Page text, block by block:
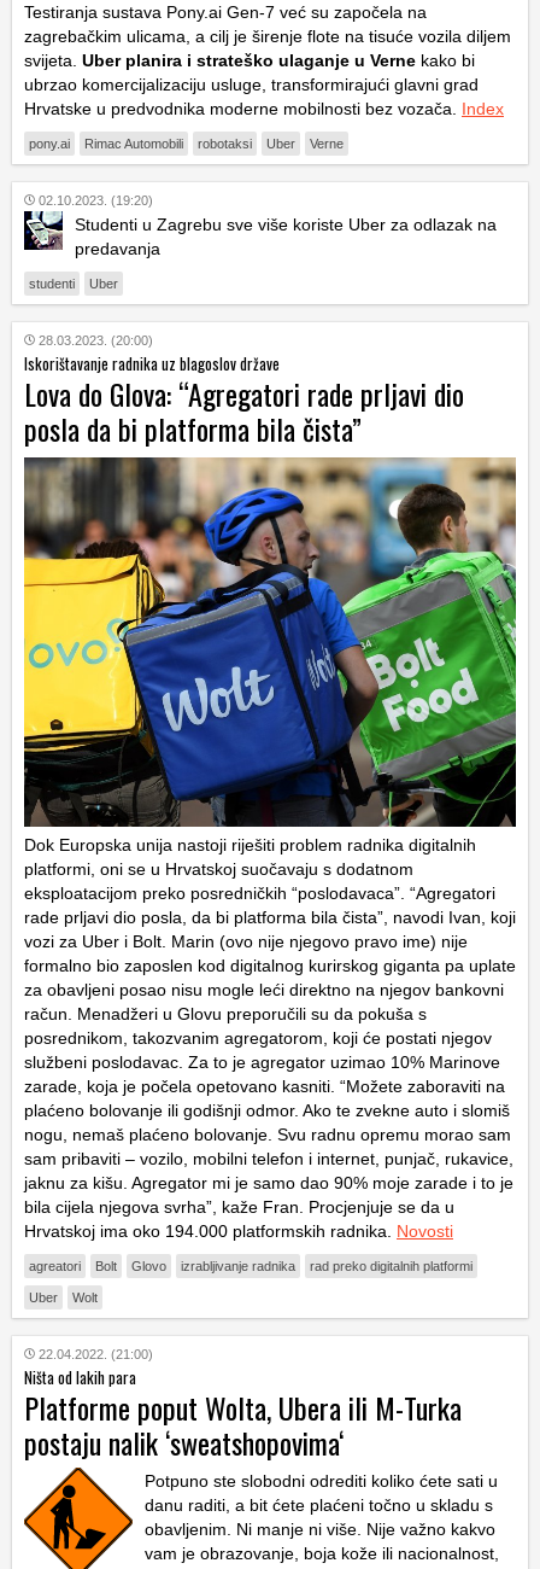
Testiranja sustava Pony.ai Gen-7 već su započela na
zagrebačkim ulicama, a cilj je širenje flote na tisuće vozila diljem
svijeta. Uber planira i strateško ulaganje u Verne kako bi
ubrzao komercijalizaciju usluge, transformirajući glavni grad
Hrvatske u predvodnika moderne mobilnosti bez vozača. Index
pony.ai Rimac Automobili robotaksi Uber Verne
02.10.2023. (19:20)
Studenti u Zagrebu sve više koriste Uber za odlazak na
predavanja
studenti Uber
28.03.2023. (20:00)
Iskorištavanje radnika uz blagoslov države
Lova do Glova: “Agregatori rade prljavi dio
posla da bi platforma bila čista”
Dok Europska unija nastoji riješiti problem radnika digitalnih
platformi, oni se u Hrvatskoj suočavaju s dodatnom
eksploatacijom preko posredničkih “poslodavaca”. “Agregatori
rade prljavi dio posla, da bi platforma bila čista”, navodi Ivan, koji
vozi za Uber i Bolt. Marin (ovo nije njegovo pravo ime) nije
formalno bio zaposlen kod digitalnog kurirskog giganta pa uplate
za obavljeni posao nisu mogle leći direktno na njegov bankovni
račun. Menadžeri u Glovu preporučili su da pokuša s
posrednikom, takozvanim agregatorom, koji će postati njegov
službeni poslodavac. Za to je agregator uzimao 10% Marinove
zarade, koja je počela opetovano kasniti. “Možete zaboraviti na
plaćeno bolovanje ili godišnji odmor. Ako te zvekne auto i slomiš
nogu, nemaš plaćeno bolovanje. Svu radnu opremu morao sam
sam pribaviti – vozilo, mobilni telefon i internet, punjač, rukavice,
jaknu za kišu. Agregator mi je samo dao 90% moje zarade i to je
bila cijela njegova svrha”, kaže Fran. Procjenjuje se da u
Hrvatskoj ima oko 194.000 platformskih radnika. Novosti
agreatori Bolt Glovo izrabljivanje radnika rad preko digitalnih platformi
Uber Wolt
22.04.2022. (21:00)
Ništa od lakih para
Platforme poput Wolta, Ubera ili M-Turka
postaju nalik ‘sweatshopovima‘
Potpuno ste slobodni odrediti koliko ćete sati u
danu raditi, a bit ćete plaćeni točno u skladu s
obavljenim. Ni manje ni više. Nije važno kakvo
vam je obrazovanje, boja kože ili nacionalnost,